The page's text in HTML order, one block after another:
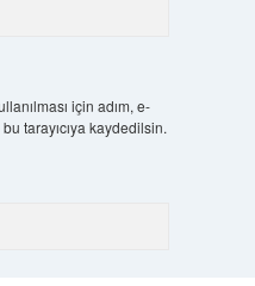
için adım, e-
tarayıcıya kaydedilsin.